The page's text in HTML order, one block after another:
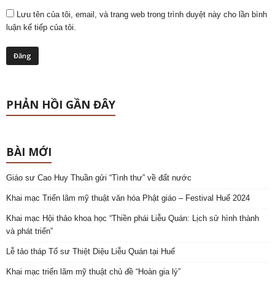
Lưu tên của tôi, email, và trang web trong trình duyệt này cho lần bình
luận kế tiếp của tôi.
PHẢN HỒI GẦN ĐÂY
BÀI MỚI
Giáo sư Cao Huy Thuần gửi “Tình thư” về đất nước
Khai mạc Triển lãm mỹ thuật văn hóa Phật giáo – Festival Huế 2024
Khai mạc Hội thảo khoa học “Thiền phái Liễu Quán: Lịch sử hình thành
và phát triển”
Lễ tảo tháp Tổ sư Thiệt Diệu Liễu Quán tại Huế
Khai mạc triển lãm mỹ thuật chủ đề “Hoàn gia lý”